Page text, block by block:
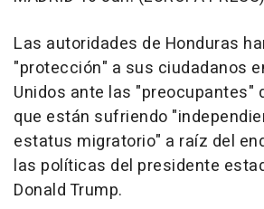
Las autoridades de Honduras
"protección" a sus ciudadanos
Unidos ante las "preocupantes"
que están sufriendo
estatus migratorio" a raíz del
las políticas del presidente
Donald Trump.